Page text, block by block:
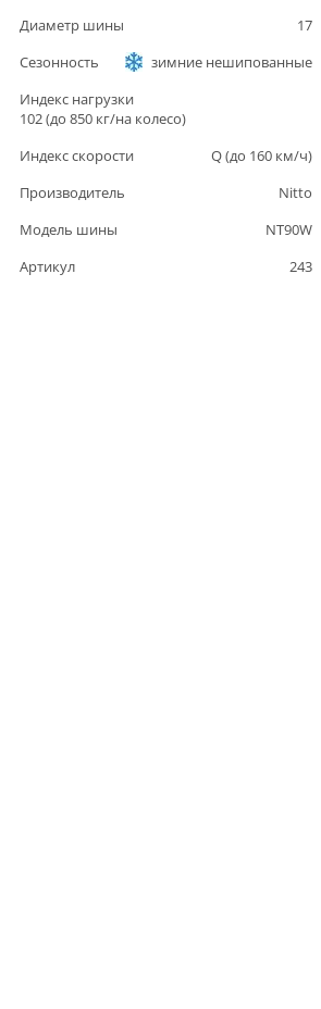
Диаметр шины
17
Сезонность
зимние нешипованные
Индекс нагрузки
102(до850 кг/на колесо)
Индекс скорости
Q(до 160 км/ч)
Производитель
Nitto
Модель шины
NT90W
Артикул
243